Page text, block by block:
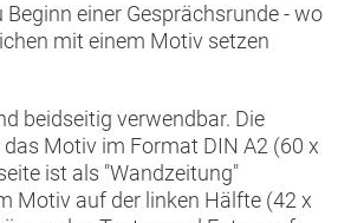
einer Gesprächsrunde - wo
mit einem Motiv setzen
beidseitig verwendbar. Die
Motiv im Format DIN A2 (60 x
ist als "Wandzeitung"
Motiv auf der linken Hälfte (42 x